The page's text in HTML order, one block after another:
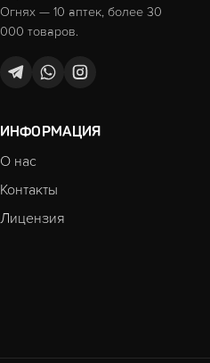
Огнях — 10 аптек, более 30
000 товаров.
ИНФОРМАЦИЯ
О нас
Контакты
Лицензия